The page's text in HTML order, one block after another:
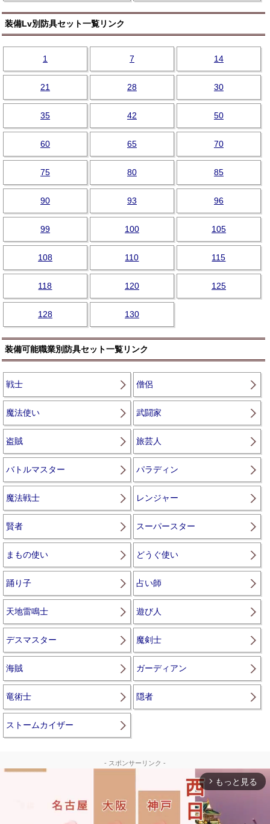
装備Lv別防具セット一覧リンク
1 7 14
21 28 30
35 42 50
60 65 70
75 80 85
90 93 96
99 100 105
108 110 115
118 120 125
128 130
装備可能職業別防具セット一覧リンク
戦士 僧侶
魔法使い 武闘家
盗賊 旅芸人
バトルマスター パラディン
魔法戦士 レンジャー
賢者 スーパースター
まもの使い どうぐ使い
踊り子 占い師
天地雷鳴士 遊び人
デスマスター 魔剣士
海賊 ガーディアン
竜術士 隠者
ストームカイザー
- スポンサーリンク -
arrow_forward_ios もっと見る